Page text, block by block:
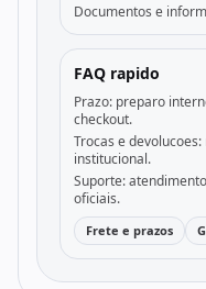
Documentos e
FAQ rapido
Prazo: preparo
checkout.
Trocas e
institucional.
Suporte:
oficiais.
Frete e prazos